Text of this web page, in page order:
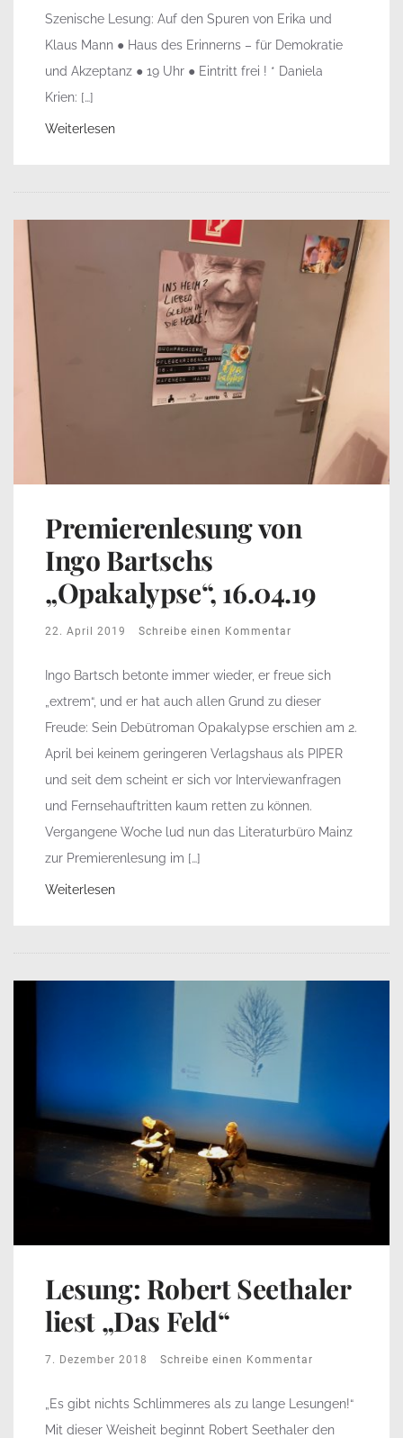
Szenische Lesung: Auf den Spuren von Erika und
Klaus Mann ● Haus des Erinnerns – für Demokratie
und Akzeptanz ● 19 Uhr ● Eintritt frei ! * Daniela
Krien: […]
Weiterlesen
Premierenlesung von
Ingo Bartschs
„Opakalypse“, 16.04.19
22. April 2019 Schreibe einen Kommentar
Ingo Bartsch betonte immer wieder, er freue sich
„extrem“, und er hat auch allen Grund zu dieser
Freude: Sein Debütroman Opakalypse erschien am 2.
April bei keinem geringeren Verlagshaus als PIPER
und seit dem scheint er sich vor Interviewanfragen
und Fernsehauftritten kaum retten zu können.
Vergangene Woche lud nun das Literaturbüro Mainz
zur Premierenlesung im […]
Weiterlesen
Lesung: Robert Seethaler
liest „Das Feld“
7. Dezember 2018 Schreibe einen Kommentar
„Es gibt nichts Schlimmeres als zu lange Lesungen!“
Mit dieser Weisheit beginnt Robert Seethaler den